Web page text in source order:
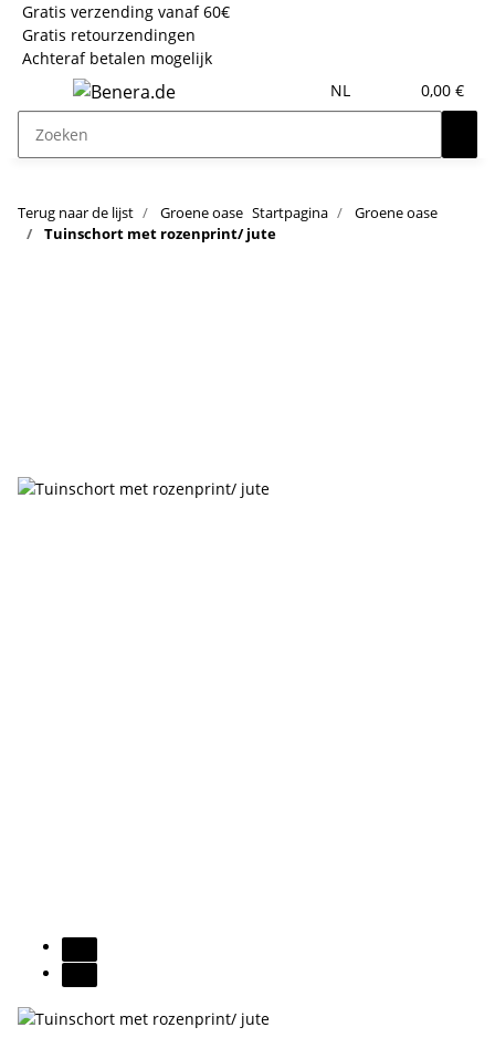
Gratis verzending vanaf 60€
Gratis retourzendingen
Achteraf betalen mogelijk
NL
0,00 €
Terug naar de lijst Groene oase Startpagina
Groene oase
Tuinschort met rozenprint/ jute